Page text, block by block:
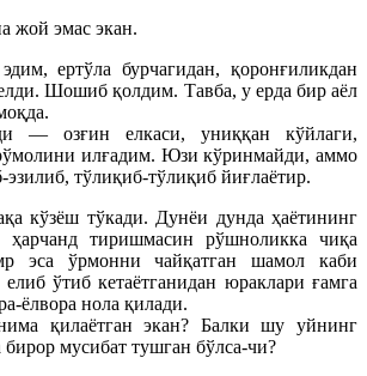
жой эмас экан.
ертўла бурчагидан, қоронғиликдан
Шошиб қолдим. Тавба, у ерда бир аёл
— озғин елкаси, униққан кўйлаги,
илғадим. Юзи кўринмайди, аммо
тўлиқиб-тўлиқиб йиғлаётир.
кўзёш тўкади. Дунёи дунда ҳаётининг
ҳарчанд тиришмасин рўшноликка чиқа
эса ўрмонни чайқатган шамол каби
елиб ўтиб кетаётганидан юраклари ғамга
ёлвора нола қилади.
қилаётган экан? Балки шу уйнинг
мусибат тушган бўлса-чи?